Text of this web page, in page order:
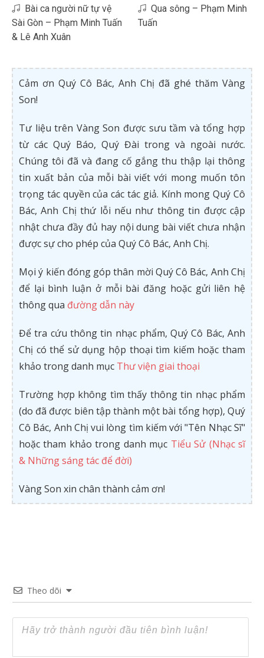
Bài ca người nữ tự vệ
Sài Gòn – Phạm Minh Tuấn
& Lê Anh Xuân
Qua sông – Phạm Minh
Tuấn
Cảm ơn Quý Cô Bác, Anh Chị đã ghé thăm Vàng
Son!
Tư liệu trên Vàng Son được sưu tầm và tổng hợp
từ các Quý Báo, Quý Đài trong và ngoài nước.
Chúng tôi đã và đang cố gắng thu thập lại thông
tin xuất bản của mỗi bài viết với mong muốn tôn
trọng tác quyền của các tác giả. Kính mong Quý Cô
Bác, Anh Chị thứ lỗi nếu như thông tin được cập
nhật chưa đầy đủ hay nội dung bài viết chưa nhận
được sự cho phép của Quý Cô Bác, Anh Chị.
Mọi ý kiến đóng góp thân mời Quý Cô Bác, Anh Chị
để lại bình luận ở mỗi bài đăng hoặc gửi liên hệ
thông qua đường dẫn này
Để tra cứu thông tin nhạc phẩm, Quý Cô Bác, Anh
Chị có thể sử dụng hộp thoại tìm kiếm hoặc tham
khảo trong danh mục Thư viện giai thoại
Trường hợp không tìm thấy thông tin nhạc phẩm
(do đã được biên tập thành một bài tổng hợp), Quý
Cô Bác, Anh Chị vui lòng tìm kiếm với "Tên Nhạc Sĩ"
hoặc tham khảo trong danh mục Tiểu Sử (Nhạc sĩ
& Những sáng tác để đời)
Vàng Son xin chân thành cảm ơn!
Theo dõi